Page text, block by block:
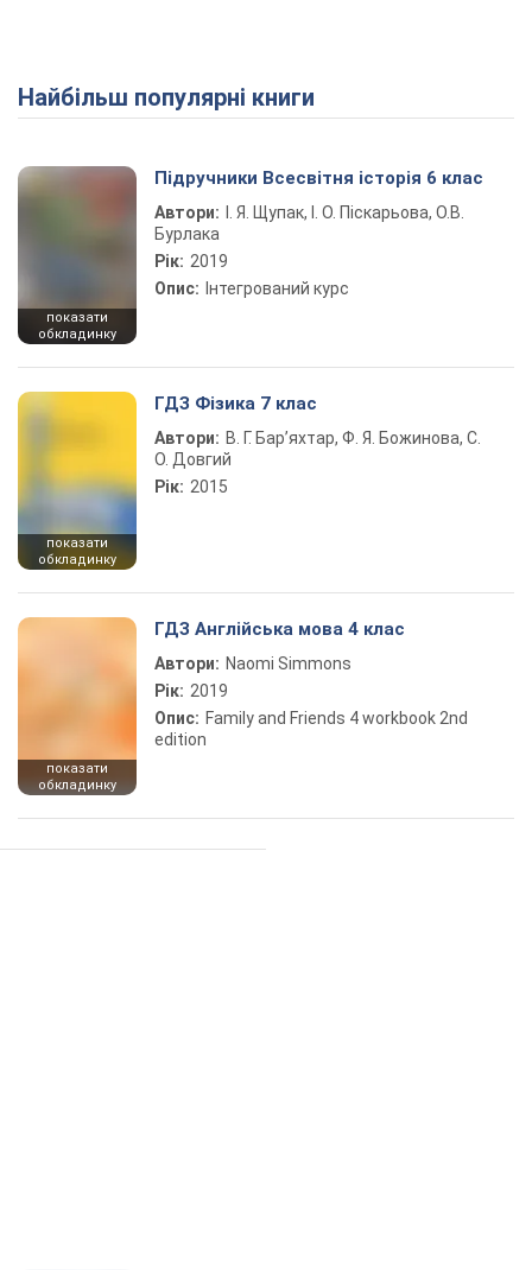
Play Video
Найбільш популярні книги
показати
обкладинку
Підручники Всесвітня історія 6 клас
Автори:
І. Я. Щупак, І. О. Піскарьова, О.В.
Бурлака
Рік: 2019
Опис: Інтегрований курс
показати
обкладинку
ГДЗ Фізика 7 клас
Автори: В. Г. Бар’яхтар, Ф. Я. Божинова, С.
О. Довгий
Рік: 2015
показати
обкладинку
ГДЗ Англійська мова 4 клас
Автори: Naomi Simmons
Рік: 2019
Опис: Family and Friends 4 workbook 2nd
edition